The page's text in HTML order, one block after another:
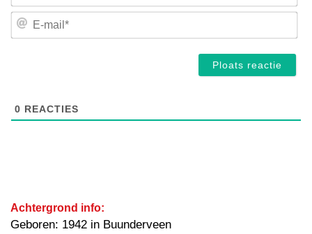
E-
0 REACTIES
Achtergrond info:
Geboren: 1942 in Buunderveen